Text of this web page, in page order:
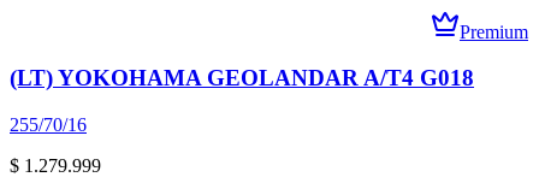
Premium
(LT) YOKOHAMA GEOLANDAR A/T4 G018
255/70/16
$ 1.279.999